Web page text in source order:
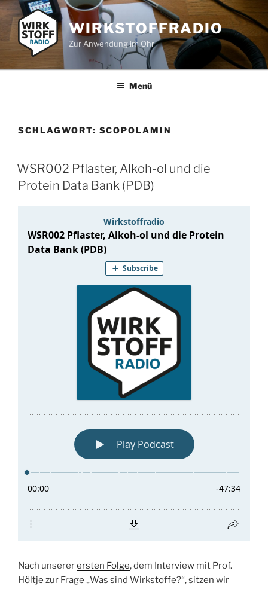
Zum
Inhalt
springen
WIRKSTOFFRADIO
Zur Anwendung im Ohr
Menü
SCHLAGWORT: SCOPOLAMIN
WSR002 Pflaster, Alkoh-ol und die
Protein Data Bank (PDB)
Nach unsererersten Folge, dem Interview mit Prof.
Höltje zur Frage „Was sind Wirkstoffe?“, sitzen wir